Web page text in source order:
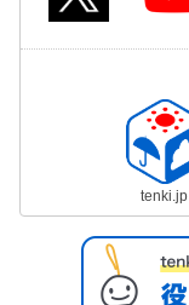
tenki.jp